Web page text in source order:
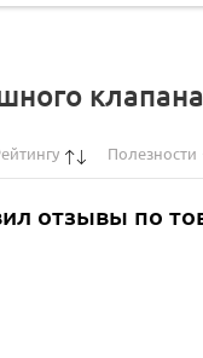
клапана
Полезности
отзывы по